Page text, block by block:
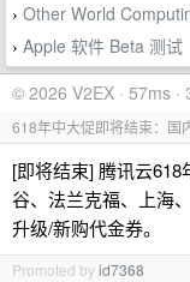
› Other World
› Apple 软件 Beta 测试
© 2026 V2EX · 57ms ·
618年中大促即将结束：国
[即将结束] 腾讯云
谷、法兰克福、上海
升级/新购代金券。
Promoted byid7368